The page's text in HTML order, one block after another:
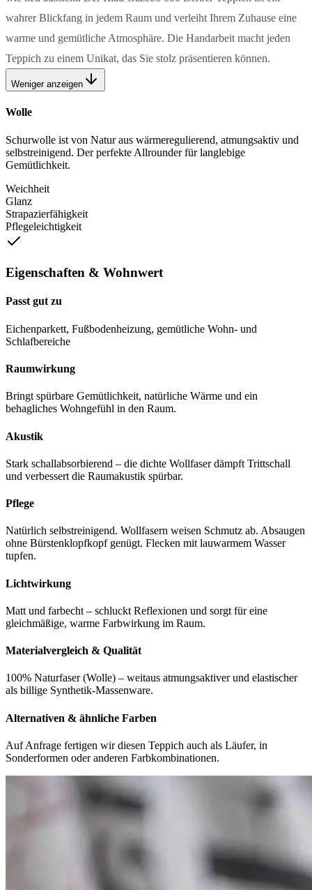
wahrer Blickfang in jedem Raum und verleiht Ihrem Zuhause eine
warme und gemütliche Atmosphäre. Die Handarbeit macht jeden
Teppich zu einem Unikat, das Sie stolz präsentieren können.
Weniger anzeigen
Wolle
Schurwolle ist von Natur aus wärmeregulierend, atmungsaktiv und
selbstreinigend. Der perfekte Allrounder für langlebige
Gemütlichkeit.
Weichheit
Glanz
Strapazierfähigkeit
Pflegeleichtigkeit
Eigenschaften & Wohnwert
Passt gut zu
Eichenparkett, Fußbodenheizung, gemütliche Wohn- und
Schlafbereiche
Raumwirkung
Bringt spürbare Gemütlichkeit, natürliche Wärme und ein
behagliches Wohngefühl in den Raum.
Akustik
Stark schallabsorbierend – die dichte Wollfaser dämpft Trittschall
und verbessert die Raumakustik spürbar.
Pflege
Natürlich selbstreinigend. Wollfasern weisen Schmutz ab. Absaugen
ohne Bürstenklopfkopf genügt. Flecken mit lauwarmem Wasser
tupfen.
Lichtwirkung
Matt und farbecht – schluckt Reflexionen und sorgt für eine
gleichmäßige, warme Farbwirkung im Raum.
Materialvergleich & Qualität
100% Naturfaser (Wolle) – weitaus atmungsaktiver und elastischer
als billige Synthetik-Massenware.
Alternativen & ähnliche Farben
Auf Anfrage fertigen wir diesen Teppich auch als Läufer, in
Sonderformen oder anderen Farbkombinationen.